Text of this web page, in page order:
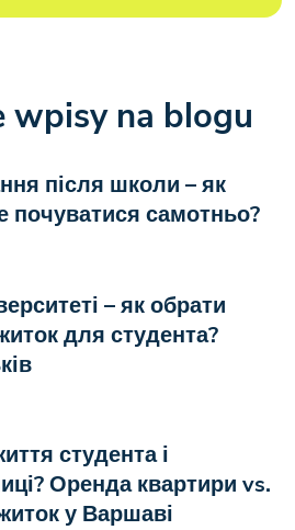
wpisy na blogu
після школи – як
почуватися самотньо?
– як обрати
для студента?
студента і
Оренда квартири vs.
у Варшаві